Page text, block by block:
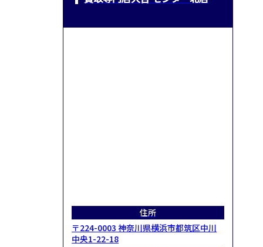
住所
〒224-0003 神奈川県横浜市都筑区中川
中央1-22-18